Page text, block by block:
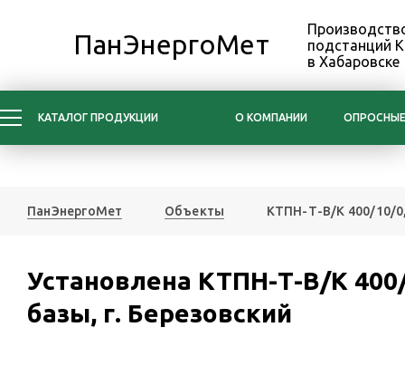
ПанЭнергоМет
подстанций
в Хабаровске
КАТАЛОГ ПРОДУКЦИИ О КОМПАНИИ
ПанЭнергоМет Объекты КТПН-Т-В/К 400/10/
Установлена КТПН-Т-В/К
базы, г. Березовский